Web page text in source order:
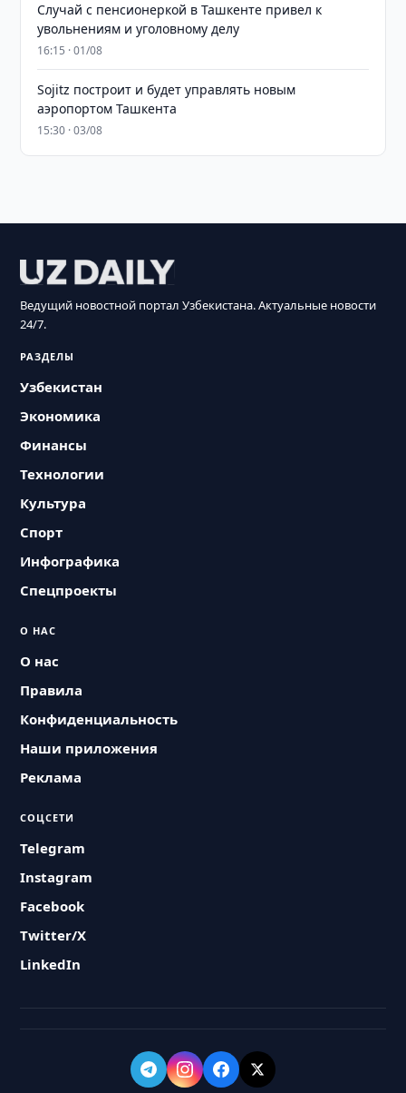
Случай с пенсионеркой в Ташкенте привел к
увольнениям и уголовному делу
16:15 · 01/08
Sojitz построит и будет управлять новым
аэропортом Ташкента
15:30 · 03/08
Ведущий новостной портал Узбекистана. Актуальные новости
24/7.
РАЗДЕЛЫ
Узбекистан
Экономика
Финансы
Технологии
Культура
Спорт
Инфографика
Спецпроекты
О НАС
О нас
Правила
Конфиденциальность
Наши приложения
Реклама
СОЦСЕТИ
Telegram
Instagram
Facebook
Twitter/X
LinkedIn